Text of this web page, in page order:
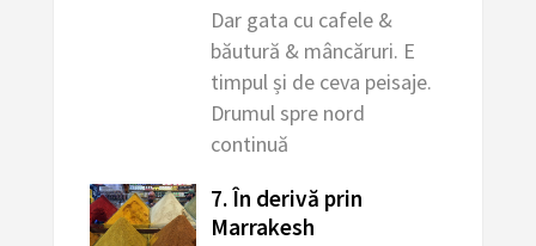
Dar gata cu cafele &
băutură & mâncăruri. E
timpul și de ceva peisaje.
Drumul spre nord
continuă
7. În derivă prin
Marrakesh